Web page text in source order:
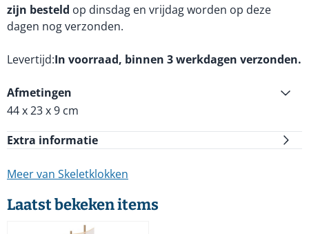
zijn besteld op dinsdag en vrijdag worden op deze
dagen nog verzonden.
Levertijd In voorraad, binnen 3 werkdagen verzonden.
Afmetingen
44 x 23 x 9 cm
Extra informatie
Meer van Skeletklokken
Laatst bekeken items